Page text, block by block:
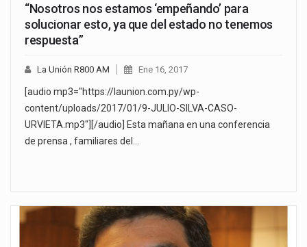
“Nosotros nos estamos ‘empeñando’ para
solucionar esto, ya que del estado no tenemos
respuesta”
La Unión R800 AM Ene 16, 2017
[audio mp3="https://launion.com.py/wp-
content/uploads/2017/01/9-JULIO-SILVA-CASO-
URVIETA.mp3"][/audio] Esta mañana en una conferencia
de prensa , familiares del…